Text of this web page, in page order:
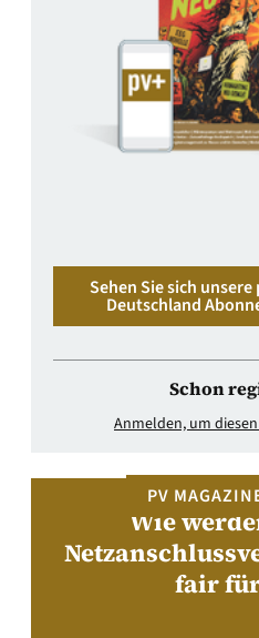
Sehen Sie sich unsere
Deutschland
Schon
Anmelden, um
PV
Wie
fair